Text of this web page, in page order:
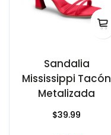
Sandalia
Mississippi Tacón
Metalizada
$39.99